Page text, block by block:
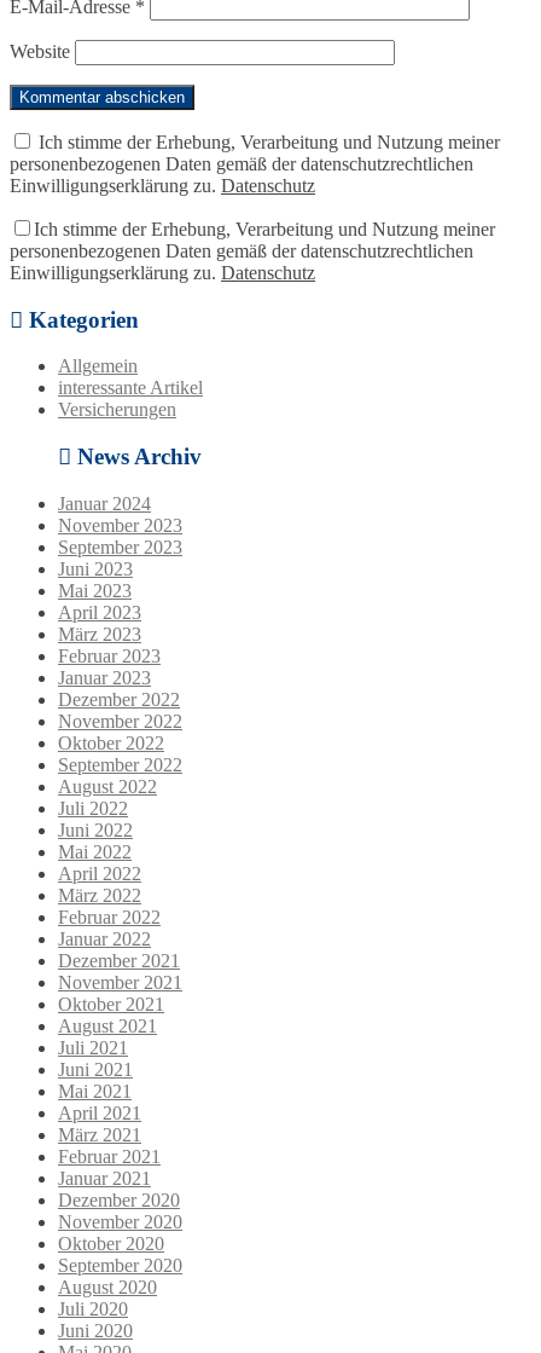
E-Mail-Adresse *
Website
Ich stimme der Erhebung, Verarbeitung und Nutzung meiner
personenbezogenen Daten gemäß der datenschutzrechtlichen
Einwilligungserklärung zu. Datenschutz
Ich stimme der Erhebung, Verarbeitung und Nutzung meiner
personenbezogenen Daten gemäß der datenschutzrechtlichen
Einwilligungserklärung zu. Datenschutz
Kategorien
Allgemein
interessante Artikel
Versicherungen
News Archiv
Januar 2024
November 2023
September 2023
Juni 2023
Mai 2023
April 2023
März 2023
Februar 2023
Januar 2023
Dezember 2022
November 2022
Oktober 2022
September 2022
August 2022
Juli 2022
Juni 2022
Mai 2022
April 2022
März 2022
Februar 2022
Januar 2022
Dezember 2021
November 2021
Oktober 2021
August 2021
Juli 2021
Juni 2021
Mai 2021
April 2021
März 2021
Februar 2021
Januar 2021
Dezember 2020
November 2020
Oktober 2020
September 2020
August 2020
Juli 2020
Juni 2020